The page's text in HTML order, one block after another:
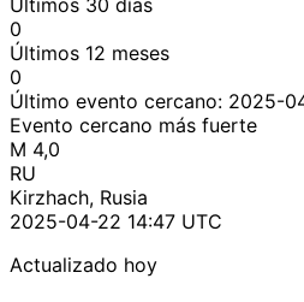
0
Últimos 12 meses
0
Último evento cercano: 2025-
Evento cercano más fuerte
M 4,0
RU
Kirzhach, Rusia
2025-04-22 14:47 UTC
Actualizado hoy